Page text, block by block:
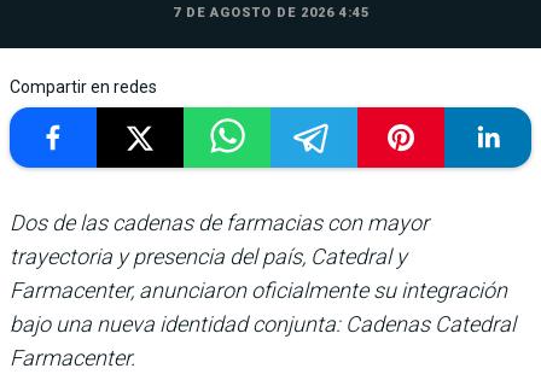
7 DE AGOSTO DE 2026 4:45
Compartir en redes
Dos de las cadenas de farmacias con mayor
trayectoria y presencia del país, Catedral y
Farmacenter, anunciaron oficialmente su integración
bajo una nueva identidad conjunta: Cadenas Catedral
Farmacenter.